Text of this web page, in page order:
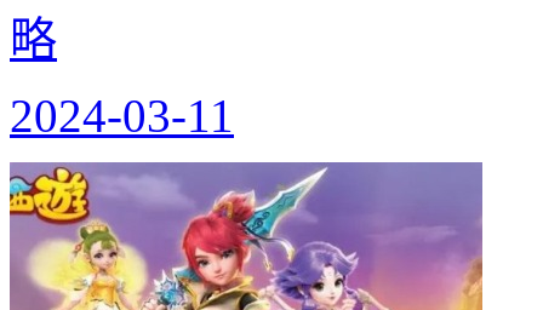
略
2024-03-11